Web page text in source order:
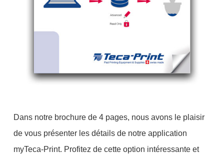
Dans notre brochure de 4 pages, nous avons le plaisir
de vous présenter les détails de notre application
myTeca-Print. Profitez de cette option intéressante et